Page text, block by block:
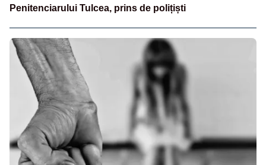
Penitenciarului Tulcea, prins de polițiști